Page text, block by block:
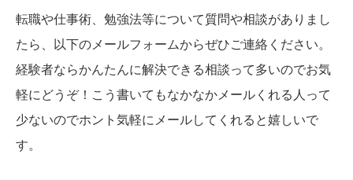
転職や仕事術、勉強法等について質問や相談がありまし
たら、以下のメールフォームからぜひご連絡ください。
経験者ならかんたんに解決できる相談って多いのでお気
軽にどうぞ！こう書いてもなかなかメールくれる人って
少ないのでホント気軽にメールしてくれると嬉しいで
す。